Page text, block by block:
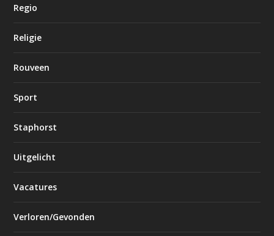
Regio
Religie
Rouveen
Sport
Staphorst
Uitgelicht
Vacatures
Verloren/Gevonden